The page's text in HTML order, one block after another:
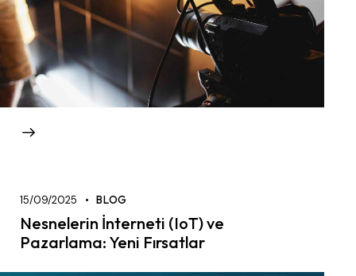
15/09/2025 BLOG
Nesnelerin İnterneti (IoT) ve
Pazarlama: Yeni Fırsatlar